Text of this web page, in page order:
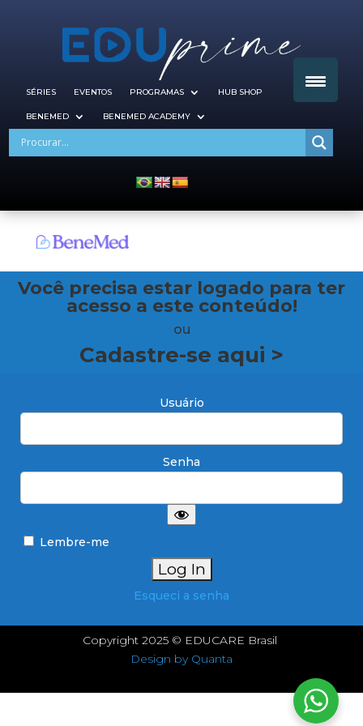
SÉRIES EVENTOS PROGRAMAS HUB SHOP
BENEMED BENEMED ACADEMY
Você precisa estar logado para ter
acesso a este conteúdo!
ou
Cadastre-se aqui >
Usuário
Senha
Lembre-me
Esqueci a senha
Copyright 2025 © EDUCARE Brasil
Design by Quanta